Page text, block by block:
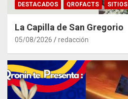
DESTACADOS QROFACTS SITIOS
La Capilla de San Gregorio
05/08/2026 redacción